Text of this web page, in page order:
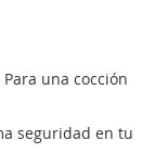
Para una cocción
seguridad en tu